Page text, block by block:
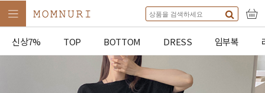
신상7% TOP BOTTOM DRESS 임부복